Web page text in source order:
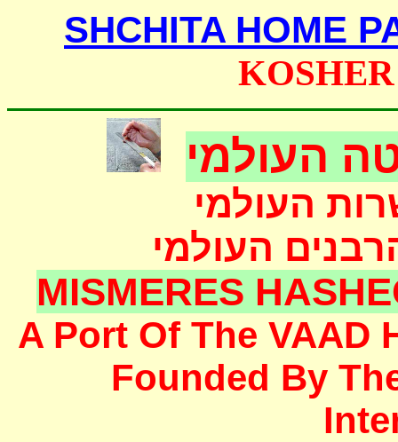
SHCHITA HOME
העולמי
העולמי
העולמי
MISMERES
A Port Of The VAAD
Founded By